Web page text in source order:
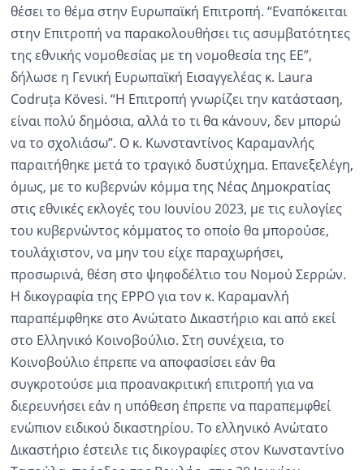
θέσει το θέμα στην Ευρωπαϊκή Επιτροπή. “Εναπόκειται
στην Επιτροπή να παρακολουθήσει τις ασυμβατότητες
της εθνικής νομοθεσίας με τη νομοθεσία της ΕΕ”,
δήλωσε η Γενική Ευρωπαϊκή Εισαγγελέας κ. Laura
Codruța Kövesi. “Η Επιτροπή γνωρίζει την κατάσταση,
είναι πολύ δημόσια, αλλά το τι θα κάνουν, δεν μπορώ
να το σχολιάσω”. Ο κ. Κωνσταντίνος Καραμανλής
παραιτήθηκε μετά το τραγικό δυστύχημα. Επανεξελέγη,
όμως, με το κυβερνών κόμμα της Νέας Δημοκρατίας
στις εθνικές εκλογές του Ιουνίου 2023, με τις ευλογίες
του κυβερνώντος κόμματος το οποίο θα μπορούσε,
τουλάχιστον, να μην του είχε παραχωρήσει,
προσωρινά, θέση στο ψηφοδέλτιο του Νομού Σερρών.
Η δικογραφία της EPPO για τον κ. Καραμανλή
παραπέμφθηκε στο Ανώτατο Δικαστήριο και από εκεί
στο Ελληνικό Κοινοβούλιο. Στη συνέχεια, το
Κοινοβούλιο έπρεπε να αποφασίσει εάν θα
συγκροτούσε μια προανακριτική επιτροπή για να
διερευνήσει εάν η υπόθεση έπρεπε να παραπεμφθεί
ενώπιον ειδικού δικαστηρίου. Το ελληνικό Ανώτατο
Δικαστήριο έστειλε τις δικογραφίες στον Κωνσταντίνο